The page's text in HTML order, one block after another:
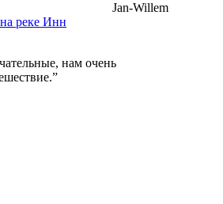
Jan-Willem
реке Инн
нам очень